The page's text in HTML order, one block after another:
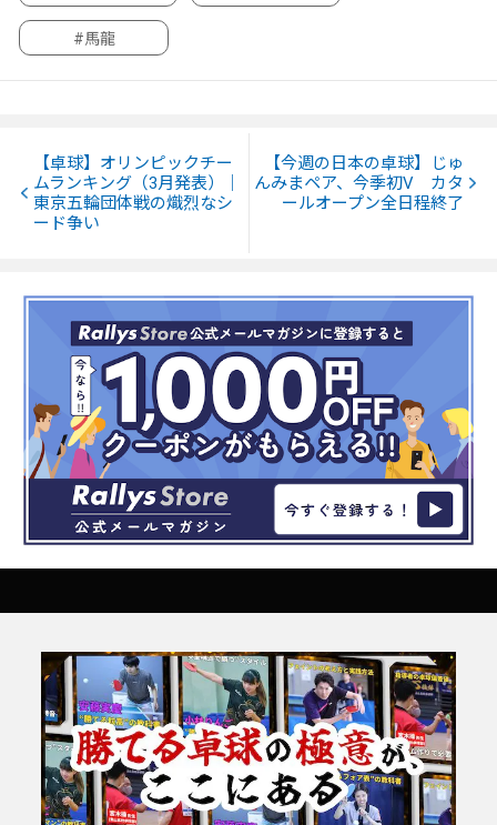
#馬龍
【卓球】オリンピックチー
ムランキング（3月発表）｜
東京五輪団体戦の熾烈なシ
ード争い
【今週の日本の卓球】じゅ
んみまペア、今季初V カタ
ールオープン全日程終了